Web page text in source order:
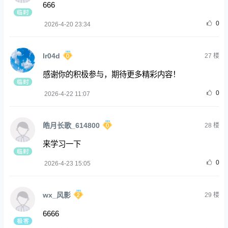
666
2026-4-20 23:34 0
lr04d 27 楼
感谢你的积极参与，期待更多精彩内容！
2026-4-22 11:07 0
皓月长歌_614800 28 楼
来学习一下
2026-4-23 15:05 0
wx_风影 29 楼
6666